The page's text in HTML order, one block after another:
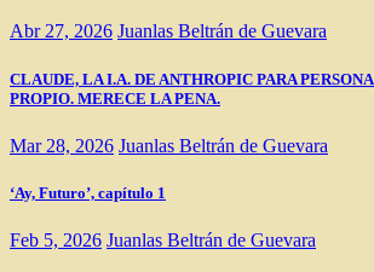
Abr 27, 2026 Juanlas Beltrán de Guevara
CLAUDE, LA I.A. DE ANTHROPIC PARA
PROPIO. MERECE LA PENA.
Mar 28, 2026 Juanlas Beltrán de Guevara
‘Ay, Futuro’, capítulo 1
Feb 5, 2026 Juanlas Beltrán de Guevara